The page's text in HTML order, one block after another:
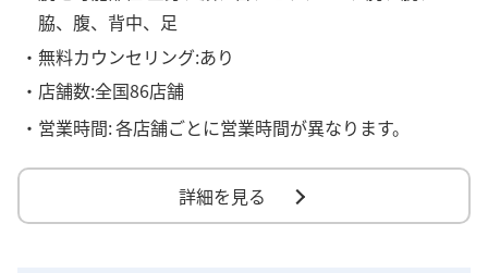
脇、腹、背中、足
・無料カウンセリング:あり
・店舗数:全国86店舗
・営業時間:各店舗ごとに営業時間が異なります。
詳細を見る